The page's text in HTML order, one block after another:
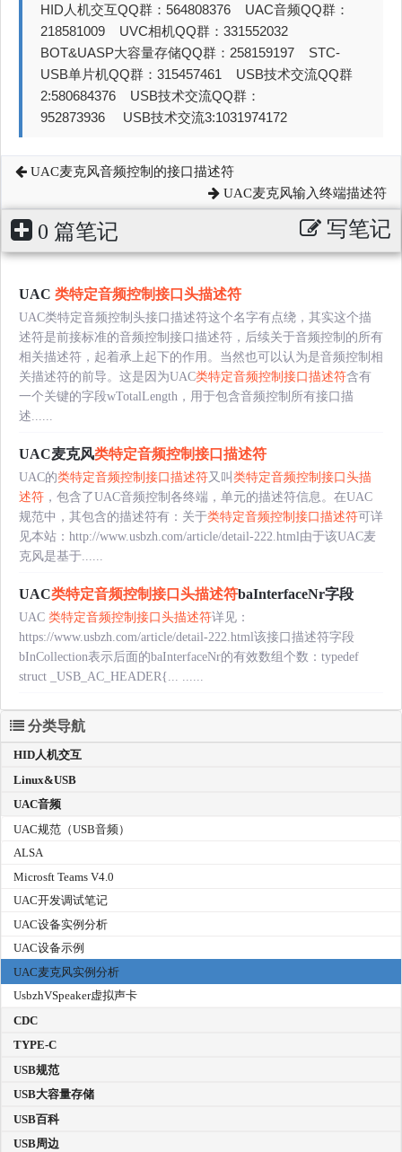
HID人机交互QQ群：564808376 UAC音频QQ群：
218581009 UVC相机QQ群：331552032
BOT&UASP大容量存储QQ群：258159197 STC-
USB单片机QQ群：315457461 USB技术交流QQ群
2:580684376 USB技术交流QQ群：
952873936 USB技术交流3:1031974172
UAC麦克风音频控制的接口描述符
UAC麦克风输入终端描述符
0 篇笔记 写笔记
UAC 类特定音频控制接口头描述符
UAC类特定音频控制头接口描述符这个名字有点绕，其实这个描
述符是前接标准的音频控制接口描述符，后续关于音频控制的所有
相关描述符，起着承上起下的作用。当然也可以认为是音频控制相
关描述符的前导。这是因为UAC类特定音频控制接口描述符含有
一个关键的字段wTotalLength，用于包含音频控制所有接口描
述......
UAC麦克风类特定音频控制接口描述符
UAC的类特定音频控制接口描述符 又叫 类特定音频控制接口头描
述符 ，包含了UAC音频控制各终端，单元的描述符信息。在UAC
规范中，其包含的描述符有：关于类特定音频控制接口描述符可详
见本站：http://www.usbzh.com/article/detail-222.html由于该UAC麦
克风是基于......
UAC类特定音频控制接口头描述符baInterfaceNr字段
UAC 类特定音频控制接口头描述符详见：
https://www.usbzh.com/article/detail-222.html该接口描述符字段
bInCollection表示后面的baInterfaceNr的有效数组个数：typedef
struct _USB_AC_HEADER{... ......
分类导航
HID人机交互
Linux&USB
UAC音频
UAC规范（USB音频）
ALSA
Microsft Teams V4.0
UAC开发调试笔记
UAC设备实例分析
UAC设备示例
UAC麦克风实例分析
UsbzhVSpeaker虚拟声卡
CDC
TYPE-C
USB规范
USB大容量存储
USB百科
USB周边